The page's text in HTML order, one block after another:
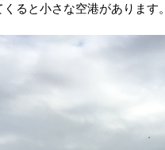
ると小さな空港があります。